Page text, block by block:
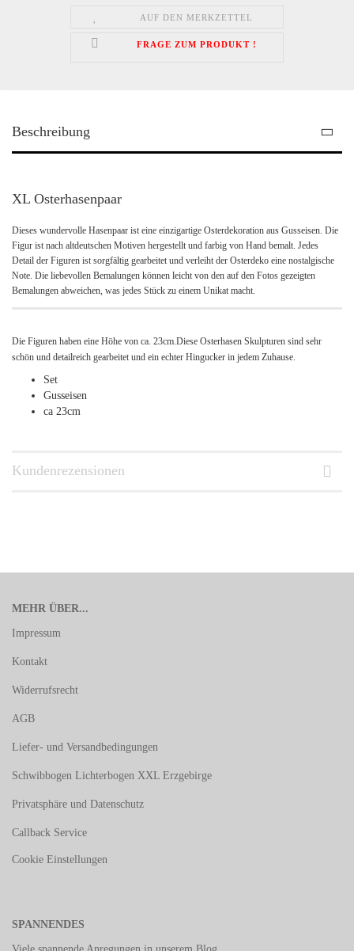
AUF DEN MERKZETTEL
FRAGE ZUM PRODUKT !
Beschreibung
XL Osterhasenpaar
Dieses wundervolle Hasenpaar ist eine einzigartige Osterdekoration aus Gusseisen. Die
Figur ist nach altdeutschen Motiven hergestellt und farbig von Hand bemalt. Jedes
Detail der Figuren ist sorgfältig gearbeitet und verleiht der Osterdeko eine nostalgische
Note. Die liebevollen Bemalungen können leicht von den auf den Fotos gezeigten
Bemalungen abweichen, was jedes Stück zu einem Unikat macht.
Die Figuren haben eine Höhe von ca. 23cm.Diese Osterhasen Skulpturen sind sehr
schön und detailreich gearbeitet und ein echter Hingucker in jedem Zuhause.
Set
Gusseisen
ca 23cm
Kundenrezensionen
MEHR ÜBER...
Impressum
Kontakt
Widerrufsrecht
AGB
Liefer- und Versandbedingungen
Schwibbogen Lichterbogen XXL Erzgebirge
Privatsphäre und Datenschutz
Callback Service
Cookie Einstellungen
SPANNENDES